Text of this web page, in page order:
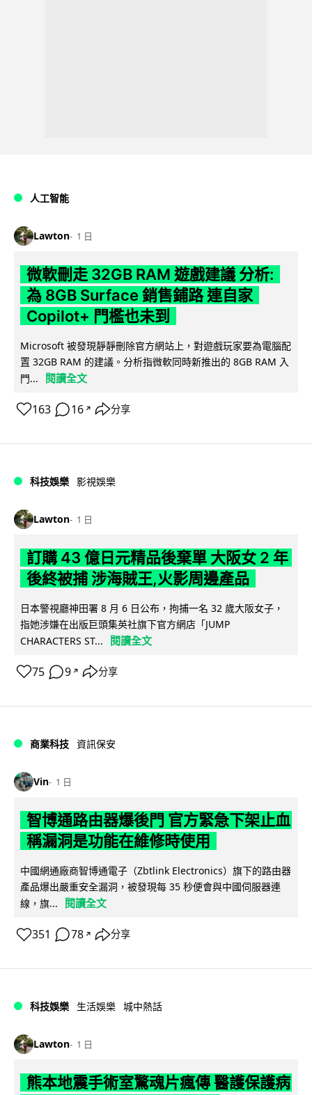
人工智能
Lawton 1 日
微軟刪走 32GB RAM 遊戲建議 分析:
為 8GB Surface 銷售鋪路 連自家
Copilot+ 門檻也未到
Microsoft 被發現靜靜刪除官方網站上，對遊戲玩家要為電腦配
置 32GB RAM 的建議。分析指微軟同時新推出的 8GB RAM 入
門...
閱讀全文
163 16 ↗ 分享
科技娛樂 影視娛樂
Lawton 1 日
訂購 43 億日元精品後棄單 大阪女 2 年
後終被捕 涉海賊王,火影周邊產品
日本警視廳神田署 8 月 6 日公布，拘捕一名 32 歲大阪女子，
指她涉嫌在出版巨頭集英社旗下官方網店「JUMP
CHARACTERS ST...
閱讀全文
75 9 ↗ 分享
商業科技 資訊保安
Vin 1 日
智博通路由器爆後門 官方緊急下架止血
稱漏洞是功能在維修時使用
中國網通廠商智博通電子（Zbtlink Electronics）旗下的路由器
產品爆出嚴重安全漏洞，被發現每 35 秒便會與中國伺服器連
線，旗...
閱讀全文
351 78 ↗ 分享
科技娛樂 生活娛樂 城中熱話
Lawton 1 日
熊本地震手術室驚魂片瘋傳 醫護保護病